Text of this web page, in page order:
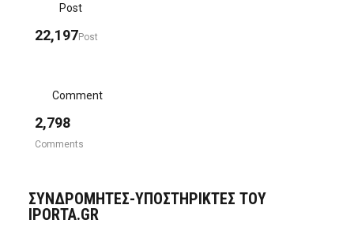
Post
22,197Post
Comment
2,798
Comments
ΣΥΝΔΡΟΜΗΤΈΣ-ΥΠΟΣΤΗΡΙΚΤΈΣ ΤΟΥ
IPORTA.GR